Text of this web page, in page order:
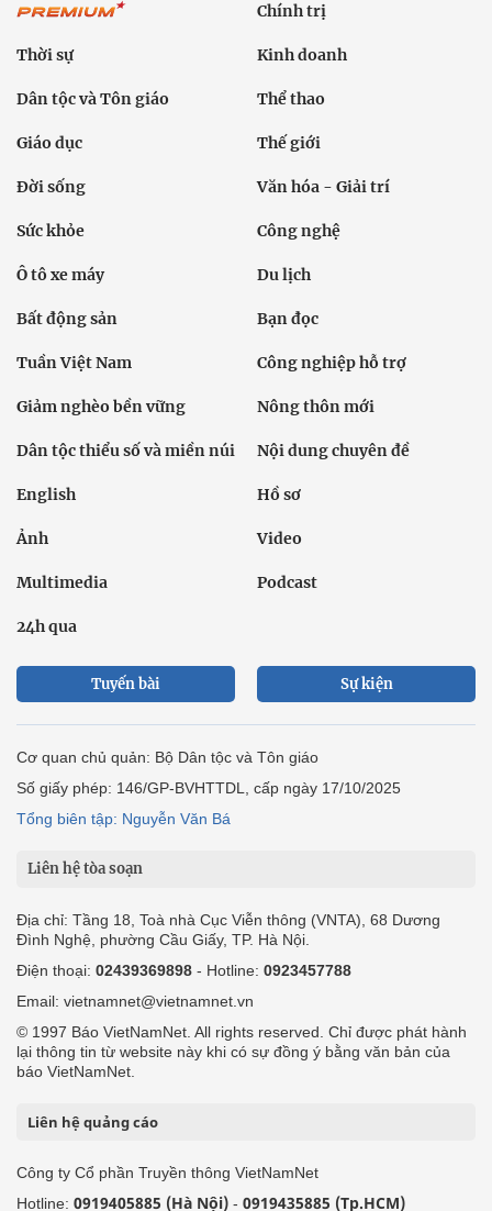
Chính trị
Thời sự Kinh doanh
Dân tộc và Tôn giáo Thể thao
Giáo dục Thế giới
Đời sống Văn hóa - Giải trí
Sức khỏe Công nghệ
Ô tô xe máy Du lịch
Bất động sản Bạn đọc
Tuần Việt Nam Công nghiệp hỗ trợ
Giảm nghèo bền vững Nông thôn mới
Dân tộc thiểu số và miền núi Nội dung chuyên đề
English Hồ sơ
Ảnh Video
Multimedia Podcast
24h qua
Tuyến bài Sự kiện
Cơ quan chủ quản: Bộ Dân tộc và Tôn giáo
Số giấy phép: 146/GP-BVHTTDL, cấp ngày 17/10/2025
Tổng biên tập: Nguyễn Văn Bá
Liên hệ tòa soạn
Địa chỉ: Tầng 18, Toà nhà Cục Viễn thông (VNTA), 68 Dương
Đình Nghệ, phường Cầu Giấy, TP. Hà Nội.
Điện thoại: 02439369898 - Hotline: 0923457788
Email: vietnamnet@vietnamnet.vn
© 1997 Báo VietNamNet. All rights reserved. Chỉ được phát hành
lại thông tin từ website này khi có sự đồng ý bằng văn bản của
báo VietNamNet.
Liên hệ quảng cáo
Công ty Cổ phần Truyền thông VietNamNet
Hotline: 0919405885 (Hà Nội) - 0919435885 (Tp.HCM)